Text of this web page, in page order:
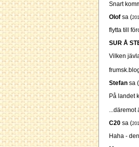
Snart
Olof sa (
flytta till
SUR Å
Vilken
Stefan sa (
På landet
...däremot
C20 sa (
Haha -